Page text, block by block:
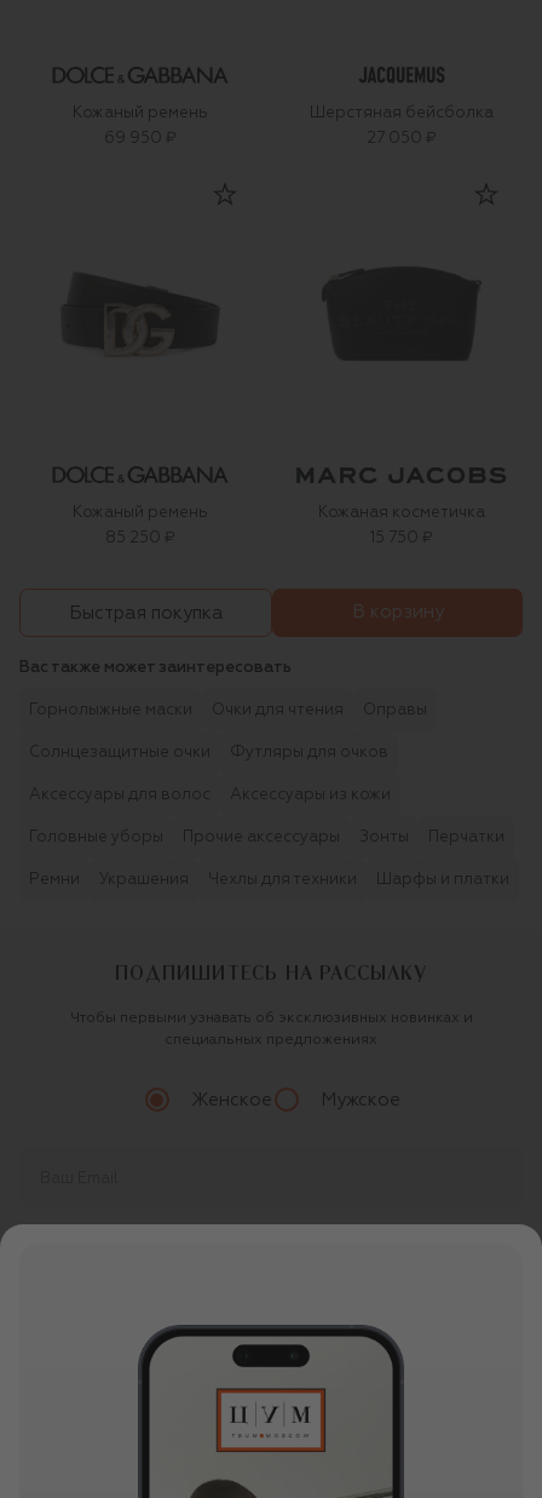
Кожаный ремень
69 950 ₽
Шерстяная бейсболка
27 050 ₽
Кожаный ремень
85 250 ₽
Кожаная косметичка
15 750 ₽
Быстрая покупка В корзину
Вас также может заинтересовать
Горнолыжные маски Очки для чтения Оправы
Солнцезащитные очки Футляры для очков
Аксессуары для волос Аксессуары из кожи
Головные уборы Прочие аксессуары Зонты Перчатки
Ремни Украшения Чехлы для техники Шарфы и платки
ПОДПИШИТЕСЬ НА РАССЫЛКУ
Чтобы первыми узнавать об эксклюзивных новинках и
специальных предложениях
Женское Мужское
О ЦУМ
О магазине
Новости и события
ОНЛАЙН ПОКУПКИ